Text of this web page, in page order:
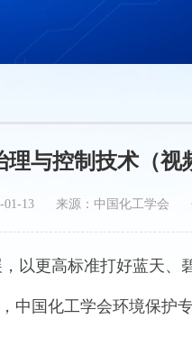
与控制技术（视
01-13 来源：中国化工学会
更高标准打好蓝天、
中国化工学会环境保护